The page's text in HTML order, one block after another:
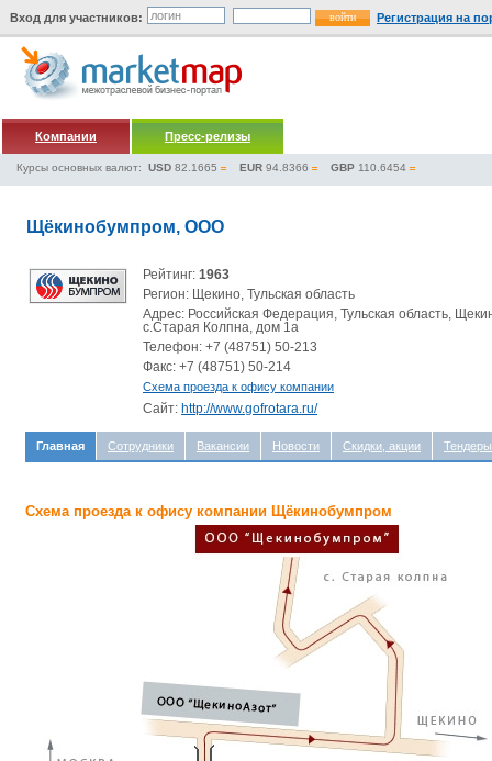
Вход для участников: Регистрация на
Компании Пресс-релизы
Курсы основных валют: USD 82.1665 EUR 94.8366 GBP 110.6454
Щёкинобумпром, ООО
Рейтинг: 1963
Регион: Щекино, Тульская область
Адрес: Российская Федерация, Тульская область,
с.Старая Колпна, дом 1а
Телефон: +7 (48751) 50-213
Факс: +7 (48751) 50-214
Схема проезда к офису компании
Сайт: http://www.gofrotara.ru/
Главная Сотрудники Вакансии Новости Скидки, акции Тендеры
Схема проезда к офису компании Щёкинобумпром